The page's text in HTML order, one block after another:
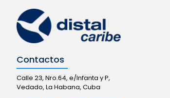
Contactos
Calle 23, Nro.64, e/Infanta y P,
Vedado, La Habana, Cuba